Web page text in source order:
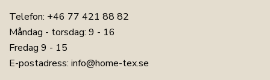
Telefon: +46 77 421 88 82
Måndag - torsdag: 9 - 16
Fredag 9 - 15
E-postadress: info@home-tex.se